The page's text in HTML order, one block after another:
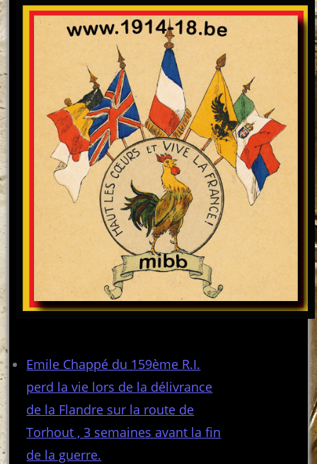
Emile Chappé du 159ème R.I.
perd la vie lors de la délivrance
de la Flandre sur la route de
Torhout , 3 semaines avant la fin
de la guerre.